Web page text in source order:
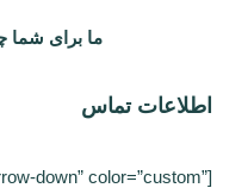
ما برای شما
اطلاعات تماس
down” color=”custom”